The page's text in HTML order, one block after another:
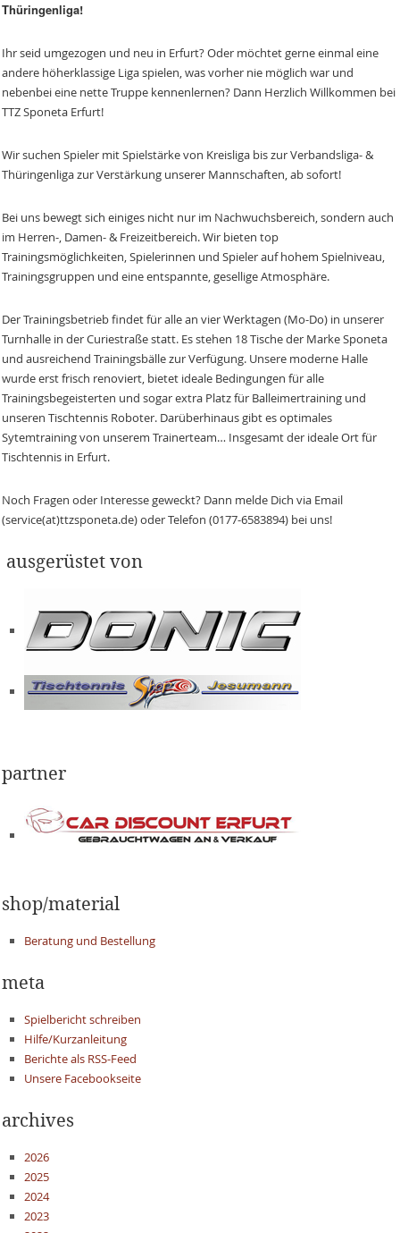
Thüringenliga!
Ihr seid umgezogen und neu in Erfurt? Oder möchtet gerne einmal eine
andere höherklassige Liga spielen, was vorher nie möglich war und
nebenbei eine nette Truppe kennenlernen? Dann Herzlich Willkommen bei
TTZ Sponeta Erfurt!
Wir suchen Spieler mit Spielstärke von Kreisliga bis zur Verbandsliga- &
Thüringenliga zur Verstärkung unserer Mannschaften, ab sofort!
Bei uns bewegt sich einiges nicht nur im Nachwuchsbereich, sondern auch
im Herren-, Damen- & Freizeitbereich. Wir bieten top
Trainingsmöglichkeiten, Spielerinnen und Spieler auf hohem Spielniveau,
Trainingsgruppen und eine entspannte, gesellige Atmosphäre.
Der Trainingsbetrieb findet für alle an vier Werktagen (Mo-Do) in unserer
Turnhalle in der Curiestraße statt. Es stehen 18 Tische der Marke Sponeta
und ausreichend Trainingsbälle zur Verfügung. Unsere moderne Halle
wurde erst frisch renoviert, bietet ideale Bedingungen für alle
Trainingsbegeisterten und sogar extra Platz für Balleimertraining und
unseren Tischtennis Roboter. Darüberhinaus gibt es optimales
Sytemtraining von unserem Trainerteam… Insgesamt der ideale Ort für
Tischtennis in Erfurt.
Noch Fragen oder Interesse geweckt? Dann melde Dich via Email
(service(at)ttzsponeta.de) oder Telefon (0177-6583894) bei uns!
ausgerüstet von
partner
shop/material
Beratung und Bestellung
meta
Spielbericht schreiben
Hilfe/Kurzanleitung
Berichte als RSS-Feed
Unsere Facebookseite
archives
2026
2025
2024
2023